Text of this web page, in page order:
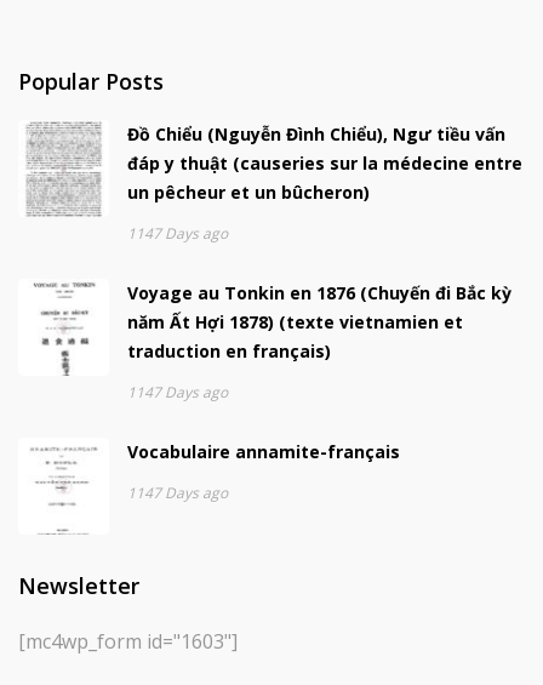
Popular Posts
Đồ Chiểu (Nguyễn Đình Chiểu), Ngư tiều vấn
đáp y thuật (causeries sur la médecine entre
un pêcheur et un bûcheron)
1147 Days ago
Voyage au Tonkin en 1876 (Chuyến đi Bắc kỳ
năm Ất Hợi 1878) (texte vietnamien et
traduction en français)
1147 Days ago
Vocabulaire annamite-français
1147 Days ago
Newsletter
[mc4wp_form id="1603"]